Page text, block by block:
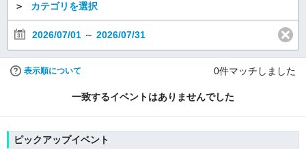
＞ カテゴリを選択
2026/07/01 ～ 2026/07/31
表示順について 0件マッチしました
一致するイベントはありませんでした
ピックアップイベント